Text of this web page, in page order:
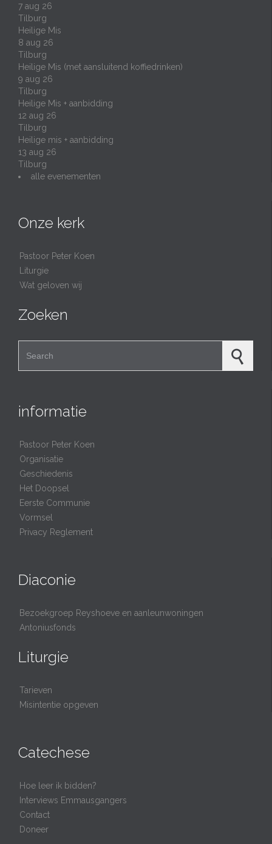
7 aug 26
Tilburg
Heilige Mis
8 aug 26
Tilburg
Heilige Mis (met aansluitend koffiedrinken)
9 aug 26
Tilburg
Heilige Mis + aanbidding
12 aug 26
Tilburg
Heilige mis + aanbidding
13 aug 26
Tilburg
alle evenementen
Onze kerk
Pastoor Peter Koen
Liturgie
Wat geloven wij
Zoeken
informatie
Pastoor Peter Koen
Organisatie
Geschiedenis
Het Doopsel
Eerste Communie
Vormsel
Privacy Reglement
Diaconie
Bezoekgroep Reyshoeve en aanleunwoningen
Antoniusfonds
Liturgie
Tarieven
Misintentie opgeven
Catechese
Hoe leer ik bidden?
Interviews Emmausgangers
Contact
Doneer